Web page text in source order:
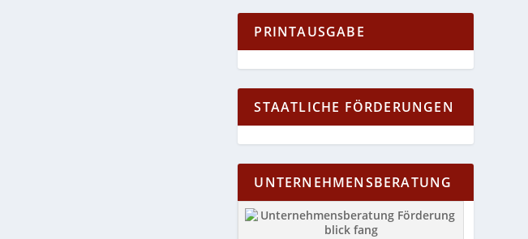
PRINTAUSGABE
STAATLICHE FÖRDERUNGEN
UNTERNEHMENSBERATUNG